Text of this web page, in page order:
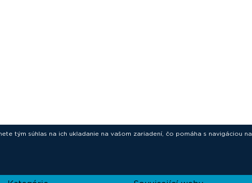
tým súhlas na ich ukladanie na vašom zariadení, čo pomáha s navigáciou na